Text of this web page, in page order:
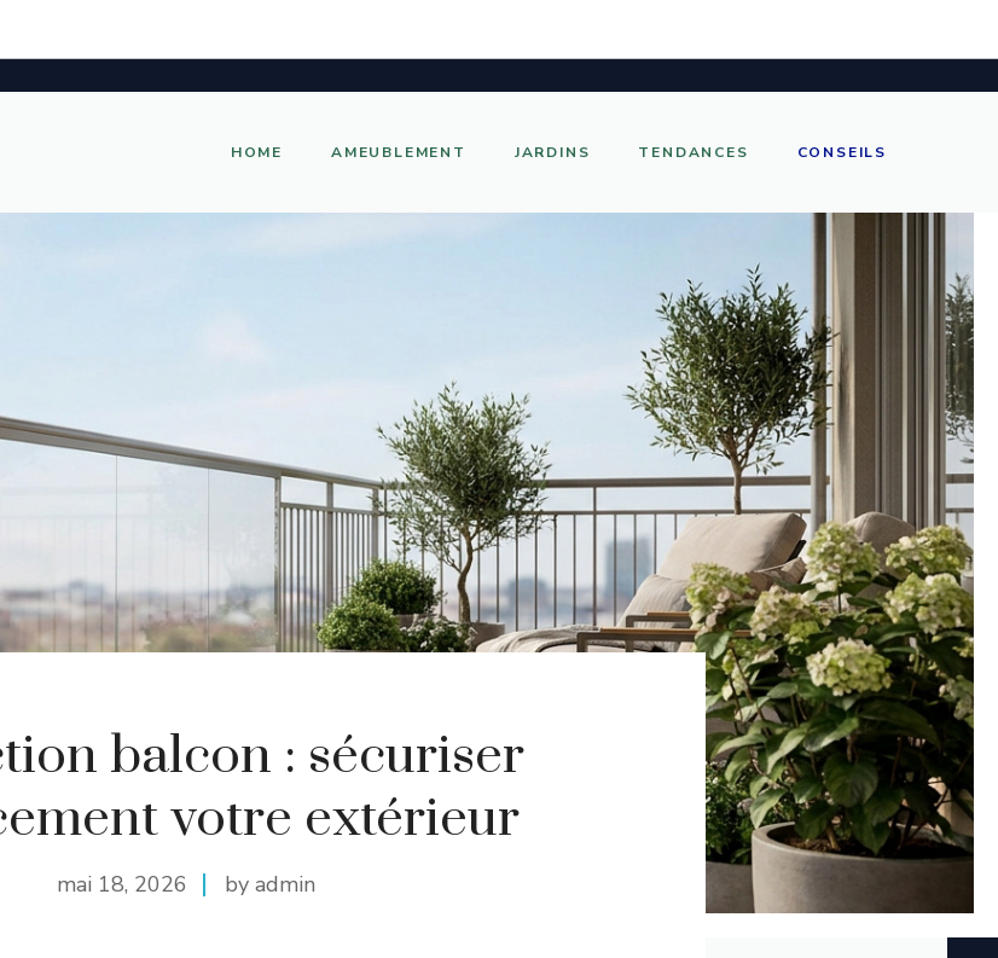
HOME AMEUBLEMENT JARDINS TENDANCES CONSEILS
balcon : sécuriser
votre extérieur
mai 18, 2026 by admin